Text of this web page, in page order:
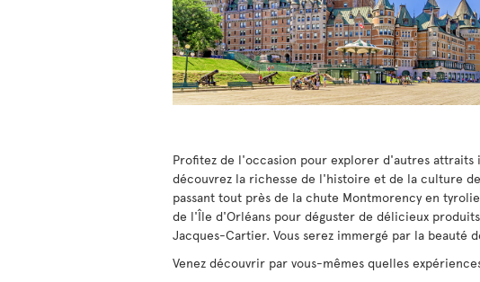
Profitez de l'occasion pour explorer d'autres attraits
découvrez la richesse de l'histoire et de la culture
passant tout près de la chute Montmorency en
de l'Île d'Orléans pour déguster de délicieux
Jacques-Cartier. Vous serez immergé par la beauté
Venez découvrir par vous-mêmes quelles